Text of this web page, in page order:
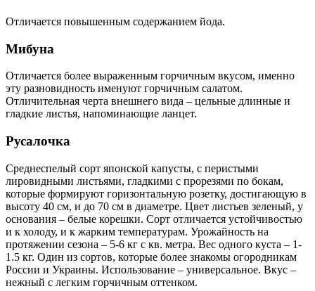
Отличается повышенным содержанием йода.
Мибуна
Отличается более выраженным горчичным вкусом, именно
эту разновидность именуют горчичным салатом.
Отличительная черта внешнего вида – цельные длинные и
гладкие листья, напоминающие ланцет.
Русалочка
Среднеспелый сорт японской капусты, с перистыми
лировидными листьями, гладкими с прорезями по бокам,
которые формируют горизонтальную розетку, достигающую в
высоту 40 см, и до 70 см в диаметре. Цвет листьев зеленый, у
основания – белые корешки. Сорт отличается устойчивостью
и к холоду, и к жарким температурам. Урожайность на
протяжении сезона – 5-6 кг с кв. метра. Вес одного куста – 1-
1.5 кг. Один из сортов, которые более знакомы огородникам
России и Украины. Использование – универсальное. Вкус –
нежный с легким горчичным оттенком.